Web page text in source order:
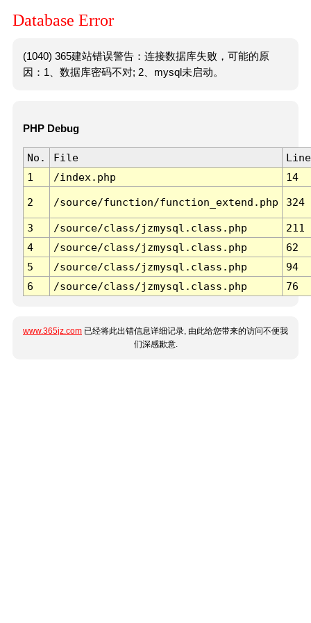
Database Error
(1040) 365建站错误警告：连接数据库失败，可能的原
因：1、数据库密码不对; 2、mysql未启动。
PHP Debug
No. File
Line
1
/index.php 14
2 /source/function/function_extend.php 324
3 /source/class/jzmysql.class.php
211
4
/source/class/jzmysql.class.php
62
5
/source/class/jzmysql.class.php
94
6
/source/class/jzmysql.class.php 76
www.365jz.com 已经将此出错信息详细记录, 由此给您带来的访问不便我
们深感歉意.